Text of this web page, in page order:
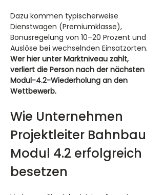
Dazu kommen typischerweise
Dienstwagen (Premiumklasse),
Bonusregelung von 10–20 Prozent und
Auslöse bei wechselnden Einsatzorten.
Wer hier unter Marktniveau zahlt,
verliert die Person nach der nächsten
Modul-4.2-Wiederholung an den
Wettbewerb.
Wie Unternehmen
Projektleiter Bahnbau
Modul 4.2 erfolgreich
besetzen